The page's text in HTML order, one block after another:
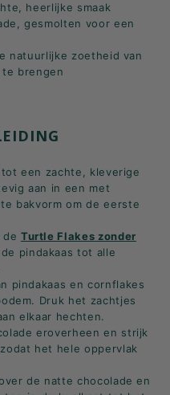
heerlijke smaak
gesmolten voor een
natuurlijke zoetheid van
brengen
een zachte, kleverige
aan in een met
bakvorm om de eerste
de Turtle Flakes zonder
pindakaas tot alle
pindakaas en cornflakes
Druk het zachtjes
elkaar hechten.
eroverheen en strijk
het hele oppervlak
de natte chocolade en